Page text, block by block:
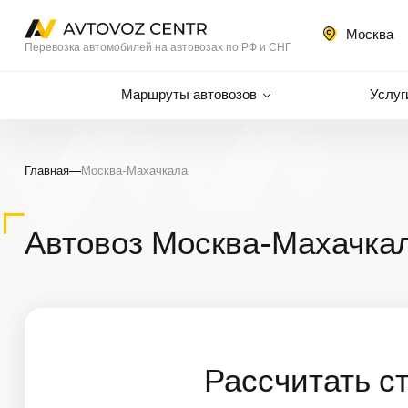
Перевозка автомобилей на автовозах по РФ и СНГ
Москва
Маршруты автовозов
Главная—Москва-Махачкала
Автовоз Москва-
Рассчитать